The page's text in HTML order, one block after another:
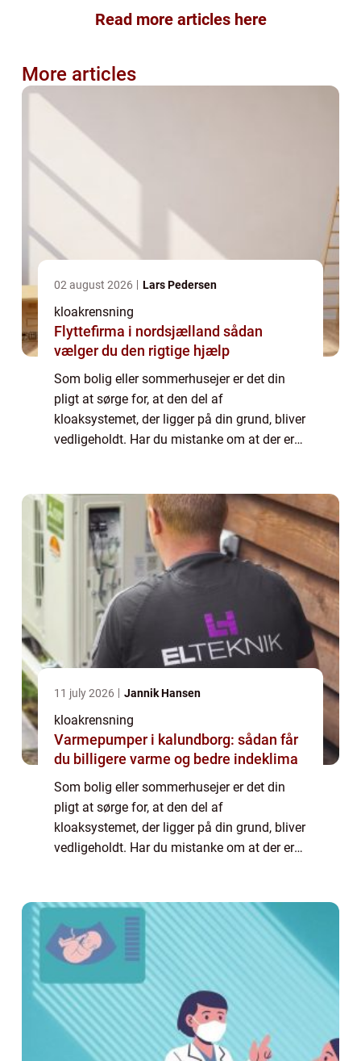
Read more articles here
More articles
02 august 2026 Lars Pedersen
kloakrensning
Flyttefirma i nordsjælland sådan
vælger du den rigtige hjælp
Som bolig eller sommerhusejer er det din
pligt at sørge for, at den del af
kloaksystemet, der ligger på din grund, bliver
vedligeholdt. Har du mistanke om at der er
11 july 2026 Jannik Hansen
kloakrensning
Varmepumper i kalundborg: sådan får
du billigere varme og bedre indeklima
Som bolig eller sommerhusejer er det din
pligt at sørge for, at den del af
kloaksystemet, der ligger på din grund, bliver
vedligeholdt. Har du mistanke om at der er